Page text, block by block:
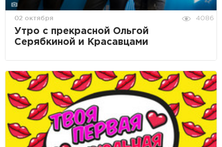
02 октября 4086
Утро с прекрасной Ольгой
Серябкиной и Красавцами